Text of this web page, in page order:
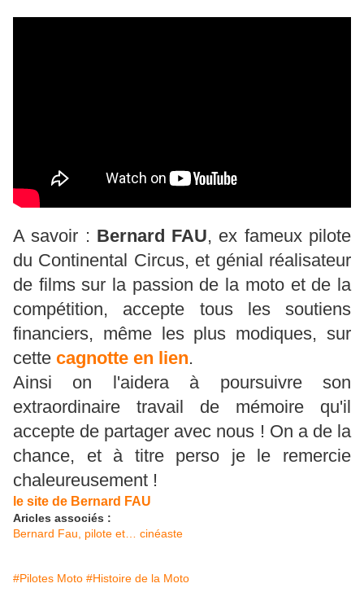
A savoir : Bernard FAU, ex fameux pilote
du Continental Circus, et génial réalisateur
de films sur la passion de la moto et de la
compétition, accepte tous les soutiens
financiers, même les plus modiques, sur
cette cagnotte en lien.
Ainsi on l'aidera à poursuivre son
extraordinaire travail de mémoire qu'il
accepte de partager avec nous ! On a de la
chance, et à titre perso je le remercie
chaleureusement !
le site de Bernard FAU
Aricles associés :
Bernard Fau, pilote et… cinéaste
#Pilotes Moto #Histoire de la Moto